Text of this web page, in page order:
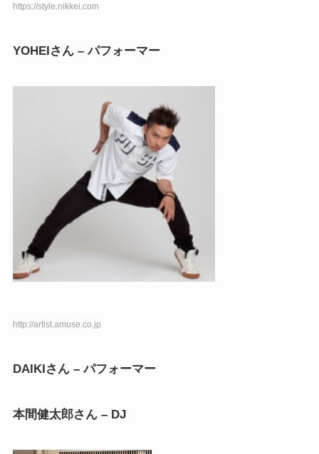
https://style.nikkei.com
YOHEIさん – パフォーマー
http://artist.amuse.co.jp
DAIKIさん – パフォーマー
本間健太郎さん – DJ